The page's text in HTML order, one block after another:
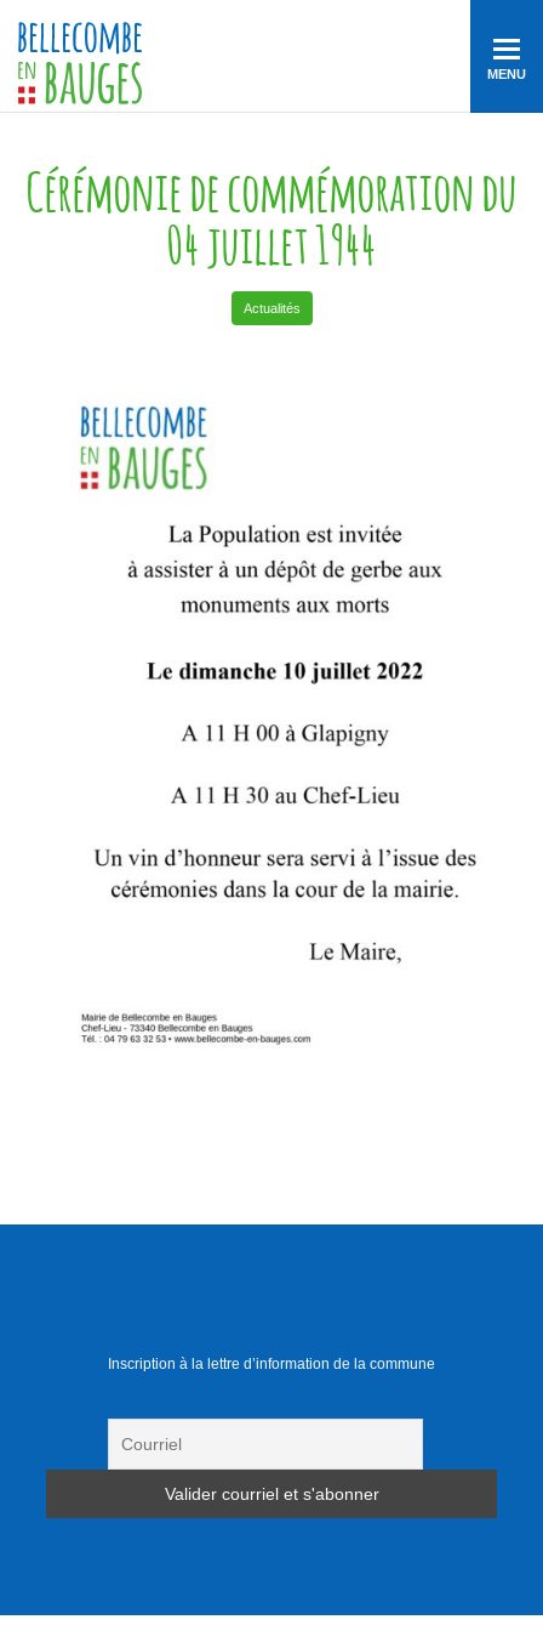
MENU
Cérémonie de commémoration du
04 juillet 1944
Actualités
Inscription à la lettre d’information de la commune